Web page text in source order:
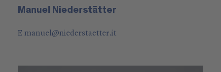
Manuel Niederstätter
E manuel@niederstaetter.it